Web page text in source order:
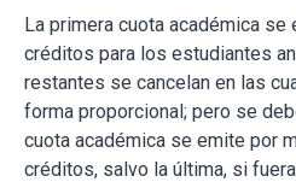
La primera cuota académica
créditos para los estudiantes
restantes se cancelan en las
forma proporcional; pero se
cuota académica se emite por
créditos, salvo la última, si